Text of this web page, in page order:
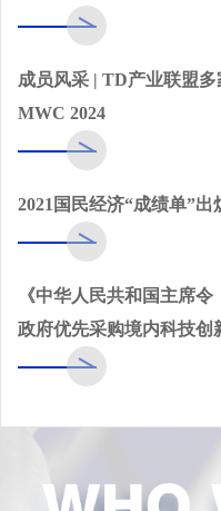
成员风采 | TD产业联盟
MWC 2024
2021国民经济“成绩单”出
《中华人民共和国主席令
政府优先采购境内科技创